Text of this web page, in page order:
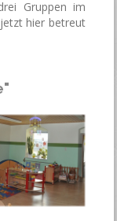
Gruppen im
hier betreut